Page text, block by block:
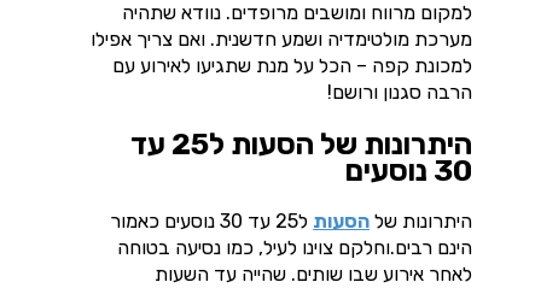
למקום מרווח ומושבים מרופדים. נוודא שתהיה
מערכת מולטימדיה ושמע חדשנית. ואם צריך אפילו
למכונת קפה – הכל על מנת שתגיעו לאירוע עם
הרבה סגנון ורושם!
היתרונות של הסעות ל25 עד
30 נוסעים
היתרונות של הסעות
ל25 עד 30 נוסעים כאמור
הינם רבים.וחלקם צוינו לעיל, כמו נסיעה בטוחה
לאחר אירוע שבו שותים. שהייה עד השעות